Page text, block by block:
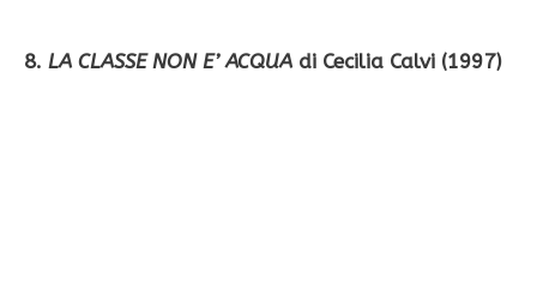
8. LA CLASSE NON E’ ACQUA di Cecilia Calvi (1997)